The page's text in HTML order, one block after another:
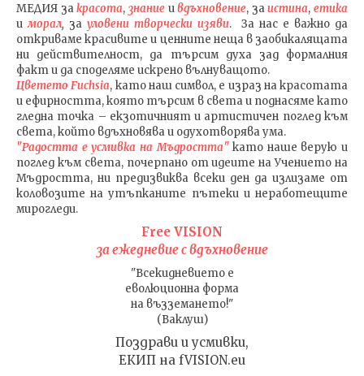
МЕДИЯ закрасота, знаниеивдъхновение, заистина, етика
иморал, за уловени творчески изяви. За нас е важно да
откриваме красивите и ценните неща в заобикалящата
ни действителност, да търсим духа зад формалния
факт и да споделяме искрено вълнуващото.
Цветето Fuchsia, като наш символ, е израз на красотата
и ефирността, която търсим в света и поднасяме като
гледна точка – екзотичният и артистичен поглед към
света, който вдъхновява и одухотворява ума.
"Радостта е усмивка на Мъдростта"като наше верую и
поглед към света, почерпано от идеите на Учението на
Мъдростта, ни предизвиква всеки ден да излизаме от
коловозите на утъпканите пътеки и неработещите
мирогледи.
Free VISION
за ежедневие с вдъхновение
"Всекидневието е
еволюционна форма
на възземането!"
(Ваклуш)
Поздрави и усмивки,
ЕКИП на fVISION.eu